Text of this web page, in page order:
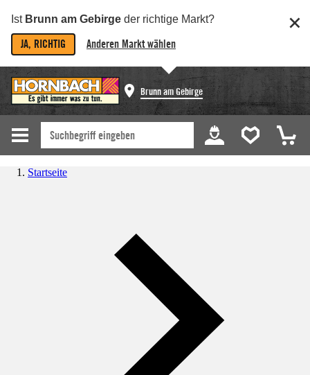
Ist Brunn am Gebirge der richtige Markt?
JA, RICHTIG Anderen Markt wählen
Brunn am Gebirge
Startseite